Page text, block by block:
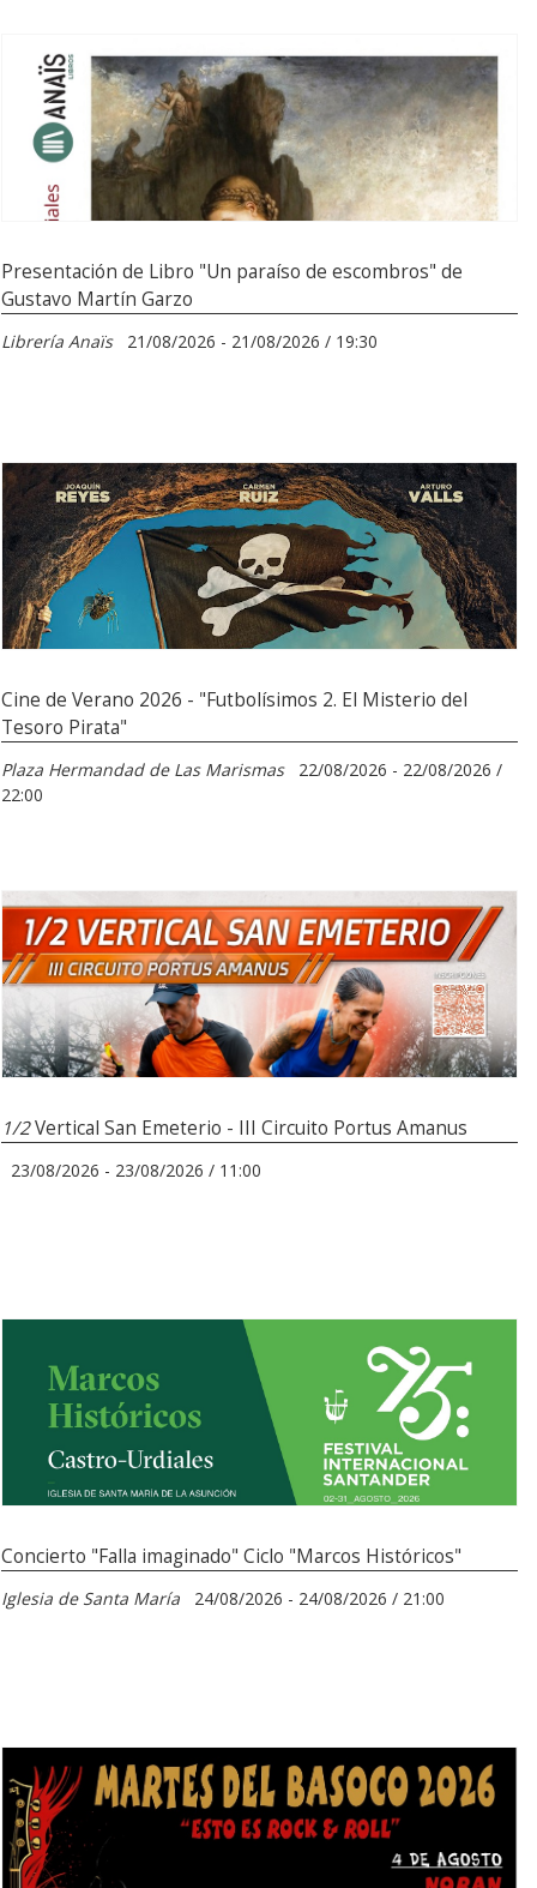
Presentación de Libro "Un paraíso de escombros" de
Gustavo Martín Garzo
Librería Anaïs 21/08/2026 - 21/08/2026 / 19:30
Cine de Verano 2026 - "Futbolísimos 2. El Misterio del
Tesoro Pirata"
Plaza Hermandad de Las Marismas
22/08/2026 - 22/08/2026 /
22:00
1/2 Vertical San Emeterio - III Circuito Portus Amanus
23/08/2026 - 23/08/2026 / 11:00
Concierto "Falla imaginado" Ciclo "Marcos Históricos"
Iglesia de Santa María 24/08/2026 - 24/08/2026 / 21:00